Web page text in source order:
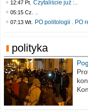
12:47 Pt. Czytaliście już :..
05:15 Cz. ..
07:13 Wt. PO politologii . PO
polityka